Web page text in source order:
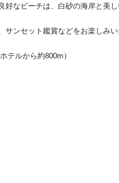
好なビーチは、白砂の海岸と美
サンセット鑑賞などをお楽しみい
テルから約800m）